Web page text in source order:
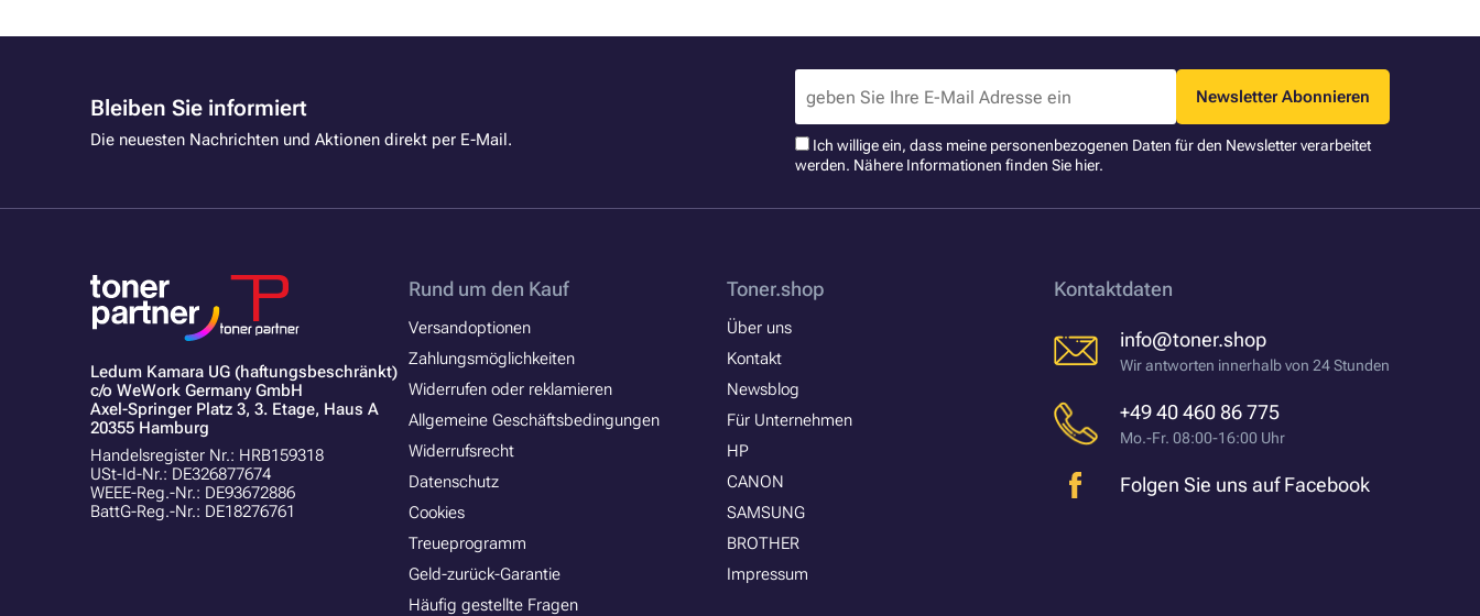
Bleiben Sie informiert
Die neuesten Nachrichten und Aktionen direkt per E-Mail.
Newsletter Abonnieren
Ich willige ein, dass meine personenbezogenen Daten für den Newsletter verarbeitet
werden. Nähere Informationen finden Sie hier.
Ledum Kamara UG (haftungsbeschränkt)
c/o WeWork Germany GmbH
Axel-Springer Platz 3, 3. Etage, Haus A
20355 Hamburg
Handelsregister Nr.: HRB159318
USt-Id-Nr.: DE326877674
WEEE-Reg.-Nr.: DE93672886
BattG-Reg.-Nr.: DE18276761
Rund um den Kauf
Versandoptionen
Zahlungsmöglichkeiten
Widerrufen oder reklamieren
Allgemeine Geschäftsbedingungen
Widerrufsrecht
Datenschutz
Cookies
Treueprogramm
Geld-zurück-Garantie
Häufig gestellte Fragen
Toner.shop
Über uns
Kontakt
Newsblog
Für Unternehmen
HP
CANON
SAMSUNG
BROTHER
Impressum
Kontaktdaten
info@toner.shop
Wir antworten innerhalb von 24 Stunden
+49 40 460 86 775
Mo.-Fr. 08:00-16:00 Uhr
Folgen Sie uns auf Facebook